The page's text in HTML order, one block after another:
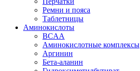
Ремни и пояса
Таблетницы
Аминокислоты
BCAA
Аминокислотные комплексы
Аргинин
Бета-аланин